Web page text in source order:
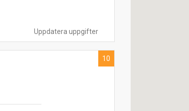
Uppdatera uppgifter
10